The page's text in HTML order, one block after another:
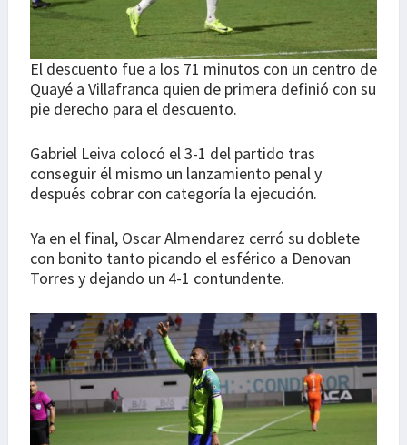
El descuento fue a los 71 minutos con un centro de
Quayé a Villafranca quien de primera definió con su
pie derecho para el descuento.
Gabriel Leiva colocó el 3-1 del partido tras
conseguir él mismo un lanzamiento penal y
después cobrar con categoría la ejecución.
Ya en el final, Oscar Almendarez cerró su doblete
con bonito tanto picando el esférico a Denovan
Torres y dejando un 4-1 contundente.